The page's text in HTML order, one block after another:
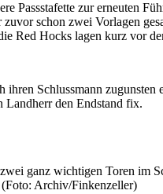
Passstafette zur erneuten
schon zwei Vorlagen
Red Hocks lagen kurz vor
ihren Schlussmann
Landherr den Endstand fix.
ganz wichtigen Toren im
Archiv/Finkenzeller)